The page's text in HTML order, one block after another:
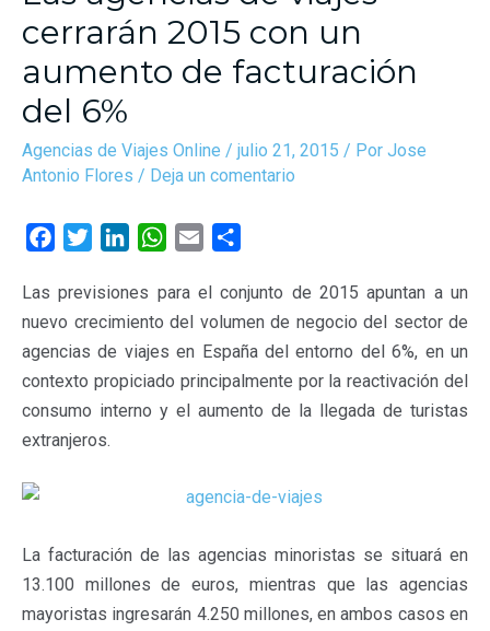
cerrarán 2015 con un
aumento de facturación
del 6%
Agencias de Viajes Online / julio 21, 2015 / Por Jose
Antonio Flores / Deja un comentario
c
e
b
o
o
k
i
t
e
n
k
e
d
I
W
a
t
s
A
p
a
i
l
m
p
a
r
t
Las previsiones para el conjunto de 2015 apuntan a un
nuevo crecimiento del volumen de negocio del sector de
agencias de viajes en España del entorno del 6%, en un
contexto propiciado principalmente por la reactivación del
consumo interno y el aumento de la llegada de turistas
extranjeros.
La facturación de las agencias minoristas se situará en
13.100 millones de euros, mientras que las agencias
mayoristas ingresarán 4.250 millones, en ambos casos en